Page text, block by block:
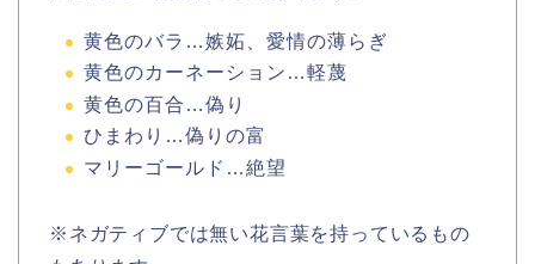
黄色のバラ…嫉妬、愛情の薄らぎ
黄色のカーネーション…軽蔑
黄色の百合…偽り
ひまわり…偽りの富
マリーゴールド…絶望
※ネガティブでは無い花言葉を持っているもの